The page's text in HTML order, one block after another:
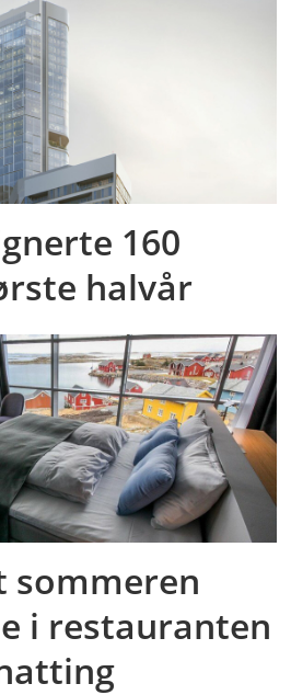
160
halvår
sommeren
i restauranten